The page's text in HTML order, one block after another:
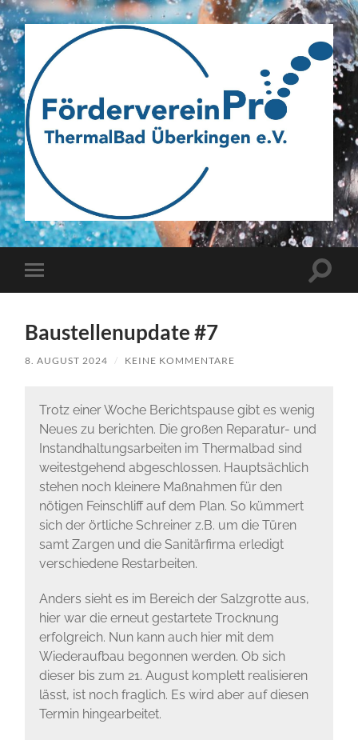
Webseite
des
Fördervereins
Menü
Baustellenupdate #7
8. AUGUST 2024 / KEINE KOMMENTARE
Trotz einer Woche Berichtspause gibt es wenig
Neues zu berichten. Die großen Reparatur- und
Instandhaltungsarbeiten im Thermalbad sind
weitestgehend abgeschlossen. Hauptsächlich
stehen noch kleinere Maßnahmen für den
nötigen Feinschliff auf dem Plan. So kümmert
sich der örtliche Schreiner z.B. um die Türen
samt Zargen und die Sanitärfirma erledigt
verschiedene Restarbeiten.
Anders sieht es im Bereich der Salzgrotte aus,
hier war die erneut gestartete Trocknung
erfolgreich. Nun kann auch hier mit dem
Wiederaufbau begonnen werden. Ob sich
dieser bis zum 21. August komplett realisieren
lässt, ist noch fraglich. Es wird aber auf diesen
Termin hingearbeitet.